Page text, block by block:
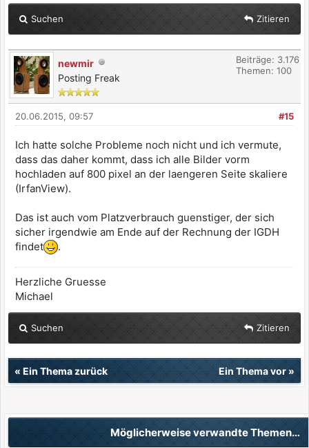
Suchen Zitieren
newmir
Posting Freak
Beiträge: 3.176
Themen: 100
#15
20.06.2015, 09:57
Ich hatte solche Probleme noch nicht und ich vermute,
dass das daher kommt, dass ich alle Bilder vorm
hochladen auf 800 pixel an der laengeren Seite skaliere
(IrfanView).
Das ist auch vom Platzverbrauch guenstiger, der sich
sicher irgendwie am Ende auf der Rechnung der IGDH
findet
.
Herzliche Gruesse
Michael
Suchen Zitieren
« Ein Thema zurück Ein Thema vor»
Möglicherweise verwandte Themen…